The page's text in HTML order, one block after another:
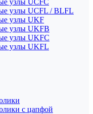
узлы UCFC
узлы UCFL / BLFL
узлы UKF
узлы UKFB
узлы UKFC
узлы UKFL
с цапфой